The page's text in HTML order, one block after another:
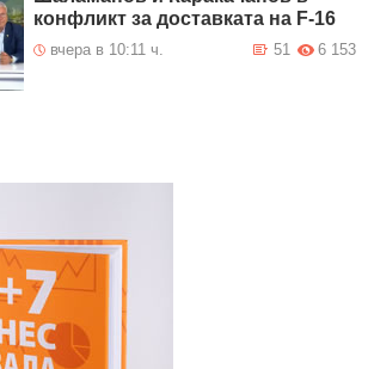
конфликт за доставката на F-16
вчера в 10:11 ч. 6 153
51